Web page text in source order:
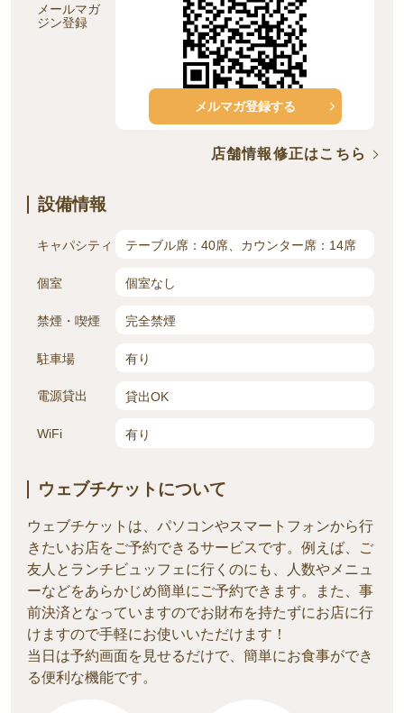
店舗情報修正はこちら
メールマガ
ジン登録
メルマガ登録する
設備情報
キャパシティ テーブル席：40席、カウンター席：14席
個室 個室なし
禁煙・喫煙 完全禁煙
駐車場 有り
電源貸出 貸出OK
WiFi 有り
ウェブチケットについて
ウェブチケットは、パソコンやスマートフォンから行
きたいお店をご予約できるサービスです。例えば、ご
友人とランチビュッフェに行くのにも、人数やメニ ュ
ーなどをあらかじめ簡単にご予約できます。また、事
前決済となっていますのでお財布を持たずにお店に行
けますので手軽にお使いいただけます！
当日は予約画面を見せるだけで、簡単にお食事ができ
る便利な機能です。